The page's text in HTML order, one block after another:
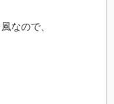
なので、